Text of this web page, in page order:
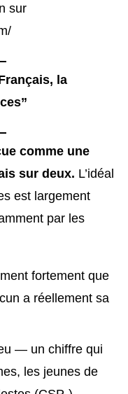
sur
la
comme une
sur deux. L’idéal
est largement
par les
fortement que
a réellement sa
— un chiffre qui
les jeunes de